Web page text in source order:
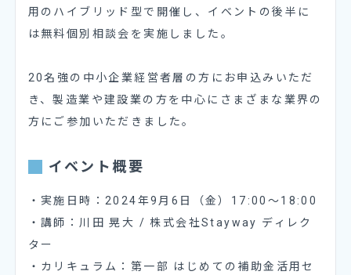
用のハイブリッド型で開催し、イベントの後半に
は無料個別相談会を実施しました。
20名強の中小企業経営者層の方にお申込みいただ
き、製造業や建設業の方を中心にさまざまな業界の
方にご参加いただきました。
イベント概要
・実施日時：2024年9月6日（金）17:00〜18:00
・講師：川田 晃大 / 株式会社Stayway ディレク
ター
・カリキュラム：第一部 はじめての補助金活用セ